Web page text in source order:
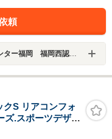
頼
岡西認定中古車センター
S リアコンフォ
.スポーツデザイ